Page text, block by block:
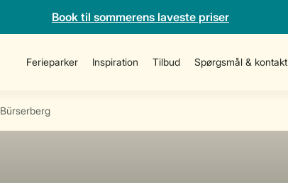
Book til sommerens laveste priser
Ferieparker Inspiration Tilbud Spørgsmål & kontakt
Bürserberg